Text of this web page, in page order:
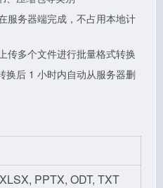
服务器端完成，不占用本地计
传多个文件进行批量格式转换
换后 1 小时内自动从服务器删
PPTX, ODT, TXT